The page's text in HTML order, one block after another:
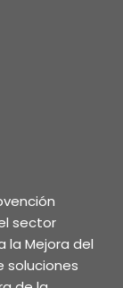
sector
la Mejora del
soluciones